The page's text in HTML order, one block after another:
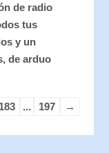
de radio
tus
y un
de arduo
183 ... 197 →